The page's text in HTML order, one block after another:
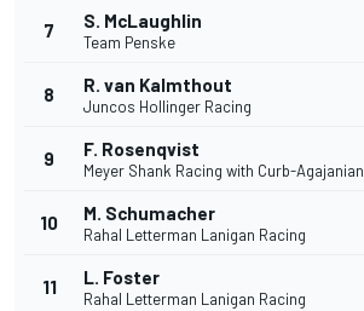
7 S. McLaughlin
Team Penske
8 R. van Kalmthout
Juncos Hollinger Racing
9 F. Rosenqvist
Meyer Shank Racing with Curb-Agajanian
10 M. Schumacher
Rahal Letterman Lanigan Racing
11 L. Foster
Rahal Letterman Lanigan Racing